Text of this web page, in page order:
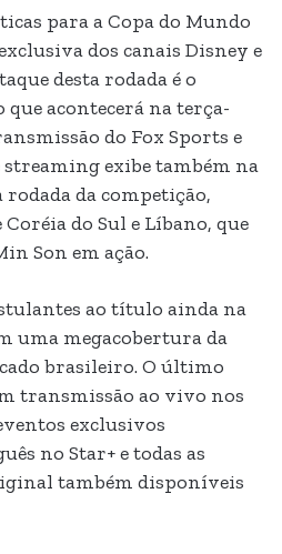
para a Copa do Mundo
dos canais Disney e
desta rodada é o
acontecerá na terça-
do Fox Sports e
streaming exibe também na
rodada da competição,
do Sul e Líbano, que
Son em ação.
ao título ainda na
uma megacobertura da
brasileiro. O último
transmissão ao vivo nos
exclusivos
no Star+ e todas as
também disponíveis